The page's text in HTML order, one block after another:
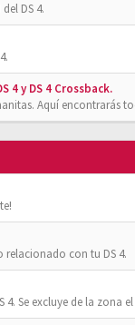
DS 4.
4 y DS 4 Crossback.
Aquí encontrarás
con tu DS 4.
4. Se excluye de la